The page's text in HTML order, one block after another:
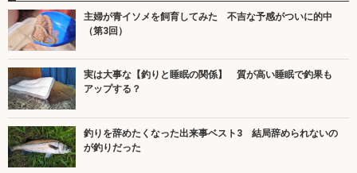
主婦が青イソメを飼育してみた 不吉な予感がついに的中
（第3回）
実は大事な【釣りと睡眠の関係】 質が高い睡眠で釣果も
アップする？
釣りを辞めたくなった出来事ベスト3 結局辞められないの
が釣りだった